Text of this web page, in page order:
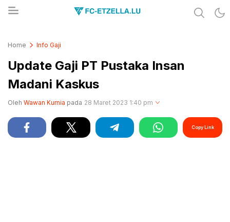
Home Info Gaji
Update Gaji PT Pustaka Insan
Madani Kaskus
Oleh Wawan Kurnia pada 28 Maret 2023 1:40 pm
Copy Link